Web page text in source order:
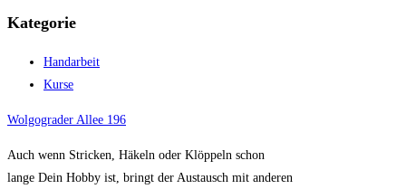
Kategorie
Handarbeit
Kurse
Wolgograder Allee 196
Auch wenn Stricken, Häkeln oder Klöppeln schon
lange Dein Hobby ist, bringt der Austausch mit anderen